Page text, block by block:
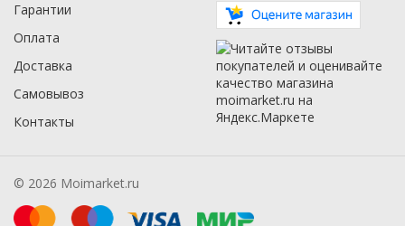
Гарантии
Оплата
Доставка
Самовывоз
Контакты
© 2026 Moimarket.ru